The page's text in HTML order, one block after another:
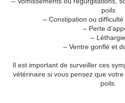
poils
– Constipation ou
– Perte
– Léthargie
– Ventre gonflé et
Il est important de surveiller ces
vétérinaire si vous pensez que
poils.